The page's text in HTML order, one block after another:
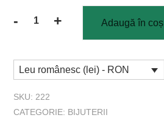
-
Cantitate
Anchor
+ Adaugă în coș
Leu românesc (lei) - RON
SKU: 222
CATEGORIE: BIJUTERII